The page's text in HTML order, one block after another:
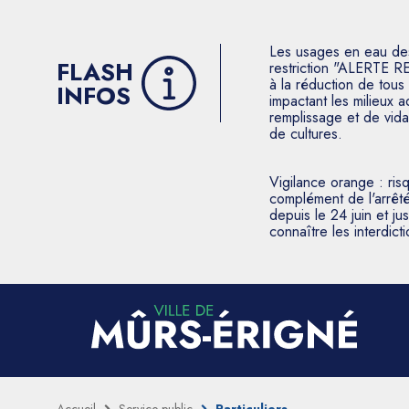
FLASH
INFOS
Les usages en eau
restriction "ALERTE
à la réduction de
impactant les milieux
remplissage et de
de cultures.
Vigilance orange :
complément de
depuis le 24 juin et
connaître les